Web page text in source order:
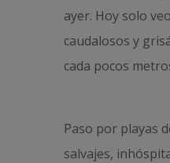
ayer. Hoy solo
caudalosos y
cada pocos
Paso por playas
salvajes,